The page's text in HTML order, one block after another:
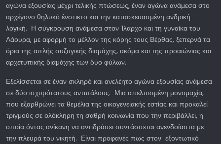
αγώνα εξουσίας μέχρι τελικής πτώσεως, έναν αγώνα ανάμεσα στο
αρχέγονο θηλυκό ένστικτο και την κατασκευασμένη ανδρική
λογική. Η σύγκρουση ανάμεσα στον Ίλαρχο και τη γυναίκα του
Λάουρα, με αφορμή το μέλλον της κόρης τους Βέρθας, ξεπερνά τα
όρια της απλής συζυγικής διαμάχης, ακόμα και της προαιώνιας και
αρχετυπικής διαμάχης των δύο φύλων.
Εξελίσσεται σε έναν σκληρό και ανελέητο αγώνα εξουσίας ανάμεσα
σε δύο ισχυρότατους αντιπάλους. Μια απελπισμένη μονομαχία,
που εξαρθρώνει τα θεμέλια της οικογενειακής εστίας και προκαλεί
τριγμούς σε ολόκληρη τη σαθρή κοινωνία που την περιβάλλει, η
οποία όντας ανίκανη να αντιδράσει συντάσσεται ανενδοίαστα με
την πλευρά του νικητή. Είναι προφανές πως στον εξοντωτικό